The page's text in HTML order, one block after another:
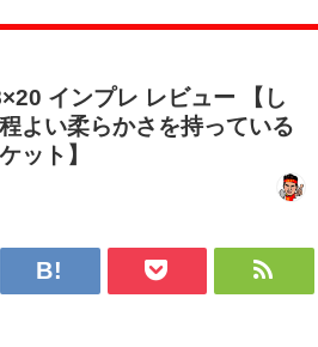
インプレ レビュー 【し
よい柔らかさを持っている
ット】